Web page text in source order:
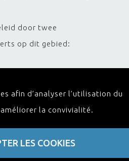
afin d’analyser l’utilisation du
la convivialité.
LES COOKIES
door twee
op dit gebied:
van tandheelkundige
tandheelkunde. Zijn
tandheelkundige
voor de momenteel